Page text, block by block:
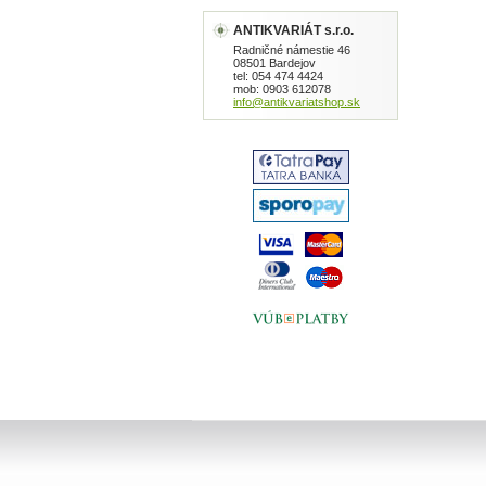
ANTIKVARIÁT s.r.o.
Radničné námestie 46
08501 Bardejov
tel: 054 474 4424
mob: 0903 612078
info@antikvariatshop.sk